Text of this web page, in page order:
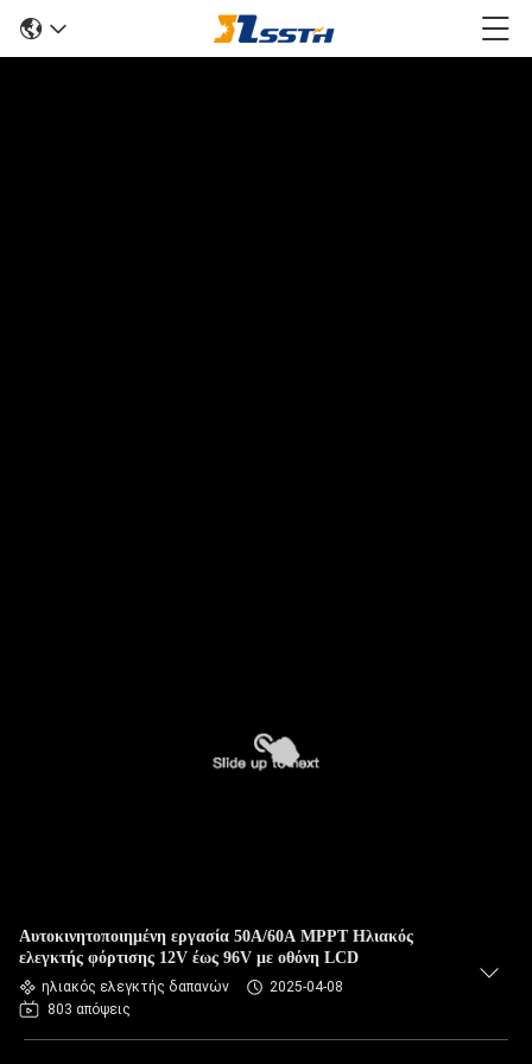
Αυτοκινητοποιημένη εργασία 50A/60A MPPT Ηλιακός
ελεγκτής φόρτισης 12V έως 96V με οθόνη LCD
ηλιακός ελεγκτής δαπανών
2025-04-08
803 απόψεις